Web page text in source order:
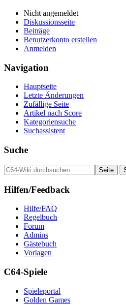
Nicht angemeldet
Diskussionsseite
Beiträge
Benutzerkonto erstellen
Anmelden
Navigation
Hauptseite
Letzte Änderungen
Zufällige Seite
Artikel nach Score
Kategoriensuche
Suchassistent
Suche
Hilfen/Feedback
Hilfe/FAQ
Regelbuch
Forum
Admins
Gästebuch
Vorlagen
C64-Spiele
Spieleportal
Golden Games